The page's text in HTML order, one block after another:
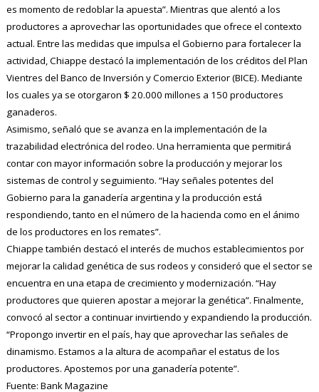
es momento de redoblar la apuesta”. Mientras que alentó a los
productores a aprovechar las oportunidades que ofrece el contexto
actual. Entre las medidas que impulsa el Gobierno para fortalecer la
actividad, Chiappe destacó la implementación de los créditos del Plan
Vientres del Banco de Inversión y Comercio Exterior (BICE). Mediante
los cuales ya se otorgaron $ 20.000 millones a 150 productores
ganaderos.
Asimismo, señaló que se avanza en la implementación de la
trazabilidad electrónica del rodeo. Una herramienta que permitirá
contar con mayor información sobre la producción y mejorar los
sistemas de control y seguimiento. “Hay señales potentes del
Gobierno para la ganadería argentina y la producción está
respondiendo, tanto en el número de la hacienda como en el ánimo
de los productores en los remates”.
Chiappe también destacó el interés de muchos establecimientos por
mejorar la calidad genética de sus rodeos y consideró que el sector se
encuentra en una etapa de crecimiento y modernización. “Hay
productores que quieren apostar a mejorar la genética”. Finalmente,
convocó al sector a continuar invirtiendo y expandiendo la producción.
“Propongo invertir en el país, hay que aprovechar las señales de
dinamismo. Estamos a la altura de acompañar el estatus de los
productores. Apostemos por una ganadería potente”.
Fuente: Bank Magazine